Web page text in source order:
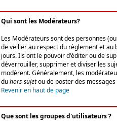
Qui sont les Modérateurs?
Les Modérateurs sont des personnes
de veiller au respect du règlement et
jours. Ils ont le pouvoir d'éditer ou de
déverrouiller, supprimer et diviser les
modèrent. Généralement, les
duhors-sujetou de poster des
Revenir en haut de page
Que sont les groupes d'utilisateurs ?